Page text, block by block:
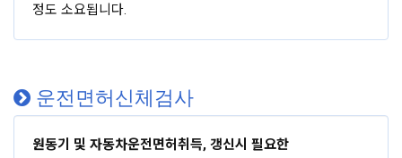
정도 소요됩니다.
운전면허신체검사
원동기 및 자동차운전면허취득, 갱신시 필요한